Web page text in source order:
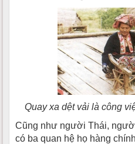
Quay xa dệt vải là công
Cũng như người Thái,
có ba quan hệ họ hàng